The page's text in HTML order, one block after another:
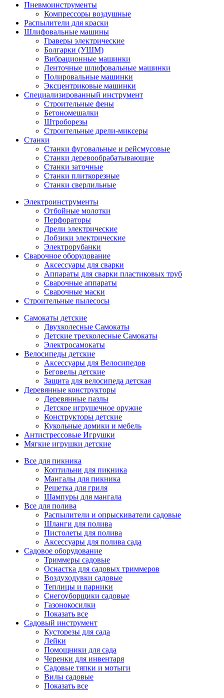
Пневмоинструменты
Компрессоры воздушные
Распылители для краски
Шлифовальные машины
Граверы электрические
Болгарки (УШМ)
Вибрационные машинки
Ленточные шлифовальные машинки
Полировальные машинки
Эксцентриковые машинки
Специализированный инструмент
Строительные фены
Бетономешалки
Штроборезы
Строительные дрели-миксеры
Станки
Станки фуговальные и рейсмусовые
Станки деревообрабатывающие
Станки заточные
Станки плиткорезные
Станки сверлильные
Электроинструменты
Отбойные молотки
Перфораторы
Дрели электрические
Лобзики электрические
Электрорубанки
Сварочное оборудование
Аксессуары для сварки
Аппараты для сварки пластиковых труб
Сварочные аппараты
Сварочные маски
Строительные пылесосы
Самокаты детские
Двухколесные Cамокаты
Детские трехколесные Самокаты
Электросамокаты
Велосипеды детские
Аксессуары для Велосипедов
Беговелы детские
Защита для велосипеда детская
Деревянные конструкторы
Деревянные пазлы
Детское игрушечное оружие
Конструкторы детские
Кукольные домики и мебель
Антистрессовые Игрушки
Мягкие игрушки детские
Все для пикника
Коптильни для пикника
Мангалы для пикника
Решетка для гриля
Шампуры для мангала
Все для полива
Распылители и опрыскиватели садовые
Шланги для полива
Пистолеты для полива
Аксессуары для полива сада
Садовое оборудование
Триммеры садовые
Оснастка для садовых триммеров
Воздуходувки садовые
Теплицы и парники
Снегоуборщики садовые
Газонокосилки
Показать все
Садовый инструмент
Кусторезы для сада
Лейки
Помощники для сада
Черенки для инвентаря
Садовые тяпки и мотыги
Вилы садовые
Показать все